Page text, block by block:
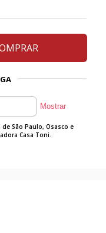
São Paulo, Osasco e
Casa Toni.